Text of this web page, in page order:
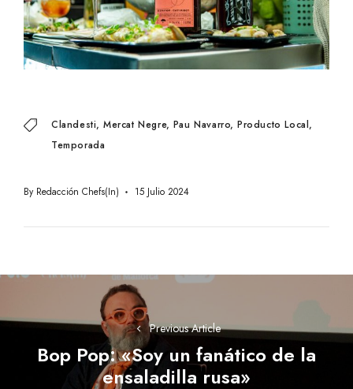
Clandesti Mercat Negre Pau Navarro Producto Local
Temporada
By Redacción Chefs(in) 15 Julio 2024
Navegación
de
entradas
Previous Article
Previous
post:
Bop Pop: «Soy un fanático de la
ensaladilla rusa»